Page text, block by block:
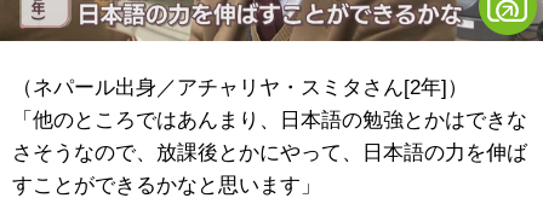
（ネパール出身／アチャリヤ・スミタさん[2年]）
「他のところではあんまり、日本語の勉強とかはできな
さそうなので、放課後とかにやって、日本語の力を伸ば
すことができるかなと思います」